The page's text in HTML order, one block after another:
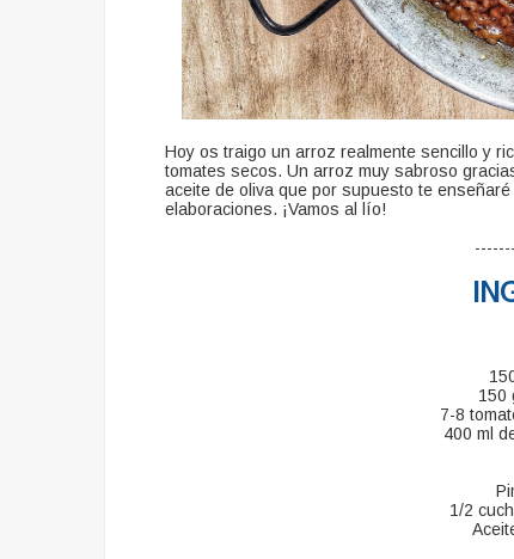
Hoy os traigo un arroz realmente sencillo y
tomates secos. Un arroz muy sabroso
aceite de oliva que por supuesto te
elaboraciones. ¡Vamos al lío!
150
7-8
400 ml
1/2